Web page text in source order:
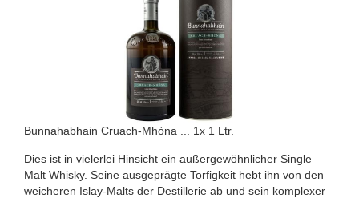
Bunnahabhain Cruach-Mhòna ... 1x 1 Ltr.
Dies ist in vielerlei Hinsicht ein außergewöhnlicher Single
Malt Whisky. Seine ausgeprägte Torfigkeit hebt ihn von den
weicheren Islay-Malts der Destillerie ab und sein komplexer